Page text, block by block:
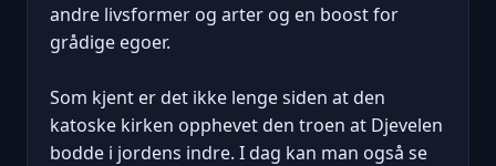
andre livsformer og arter og en boost for
grådige egoer.
Som kjent er det ikke lenge siden at den
katoske kirken opphevet den troen at Djevelen
bodde i jordens indre. I dag kan man også se